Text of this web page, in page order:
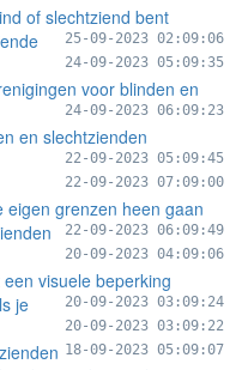
of slechtziend bent
25-09-2023 02:09:06
24-09-2023 05:09:35
voor blinden en
24-09-2023 06:09:23
en slechtzienden
22-09-2023 05:09:45
22-09-2023 07:09:00
eigen grenzen heen gaan
22-09-2023 06:09:49
20-09-2023 04:09:06
visuele beperking
20-09-2023 03:09:24
je
20-09-2023 03:09:22
18-09-2023 05:09:07